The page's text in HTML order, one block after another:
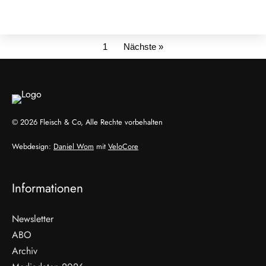
1 Nächste »
© 2026 Fleisch & Co, Alle Rechte vorbehalten
Webdesign: Daniel Wom mit VeloCore
Informationen
Newsletter
ABO
Archiv